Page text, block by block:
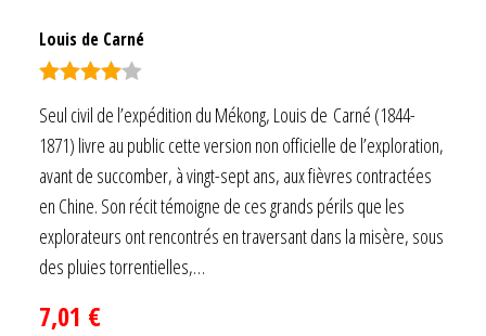
Louis de Carné
Seul civil de l’expédition du Mékong, Louis de Carné (1844-
1871) livre au public cette version non officielle de l’exploration,
avant de succomber, à vingt-sept ans, aux fièvres contractées
en Chine. Son récit témoigne de ces grands périls que les
explorateurs ont rencontrés en traversant dans la misère, sous
des pluies torrentielles,…
7,01 €